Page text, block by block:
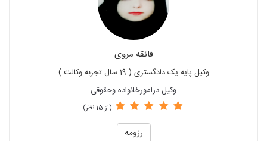
فائقه مروی
وکیل پایه یک دادگستری ( 19 سال تجربه وکالت )
وکیل درامورخانواده وحقوقی
(از 15 نظر)
رزومه